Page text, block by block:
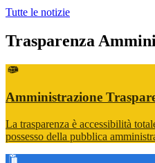
Tutte le notizie
Trasparenza
Amministrazione
La trasparenza è accessibilità
possesso della pubblica